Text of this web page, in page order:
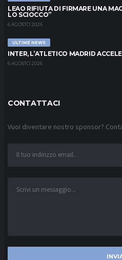
LEAO RIFIUTA DI FIRMARE UNA
LO SCIOCCO”
6 AGOSTO 2026
ULTIME NEWS
INTER, L’ATLETICO MADRID
6 AGOSTO 2026
CONTATTACI
Vuoi diventare nostro sponsor?